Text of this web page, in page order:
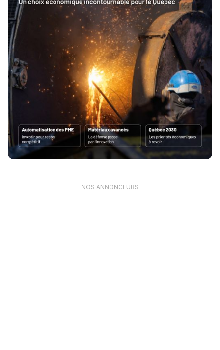
NOS ANNONCEURS